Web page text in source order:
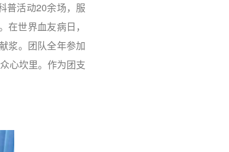
普活动20余场，服
世界血友病日，
浆。团队全年参加
心坎里。作为团支